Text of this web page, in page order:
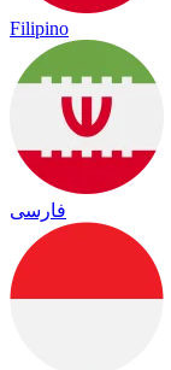
Filipino
فارسی